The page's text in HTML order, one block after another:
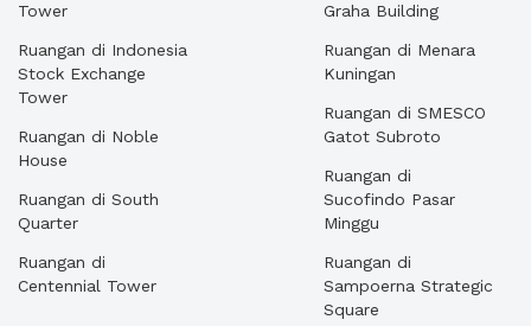
Tower
Ruangan di Indonesia
Stock Exchange
Tower
Ruangan di Noble
House
Ruangan di South
Quarter
Ruangan di
Centennial Tower
Graha Building
Ruangan di Menara
Kuningan
Ruangan di SMESCO
Gatot Subroto
Ruangan di
Sucofindo Pasar
Minggu
Ruangan di
Sampoerna Strategic
Square